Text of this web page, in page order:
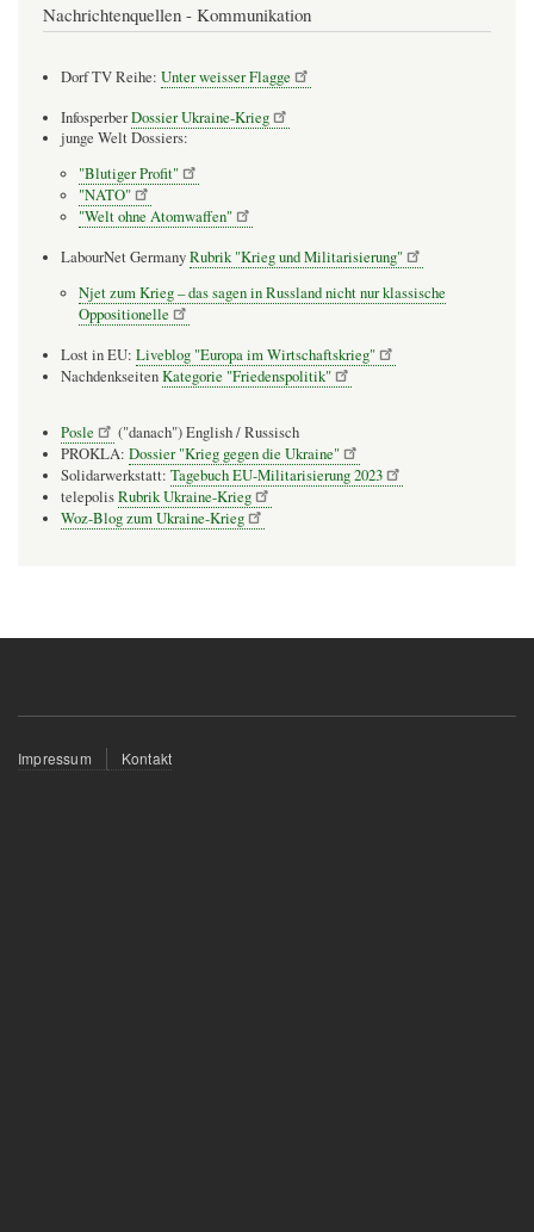
Nachrichtenquellen - Kommunikation
Dorf TV Reihe: Unter weisser Flagge
InfosperberDossier Ukraine-Krieg
junge Welt Dossiers:
"Blutiger Profit"
"NATO"
"Welt ohne Atomwaffen"
LabourNet GermanyRubrik "Krieg und Militarisierung"
Njet zum Krieg – das sagen in Russland nicht nur klassische
Oppositionelle
Lost in EU: Liveblog "Europa im Wirtschaftskrieg"
NachdenkseitenKategorie "Friedenspolitik"
Posle
("danach") English / Russisch
PROKLA: Dossier "Krieg gegen die Ukraine"
Solidarwerkstatt: Tagebuch EU-Militarisierung 2023
telepolisRubrik Ukraine-Krieg
Woz-Blog zum Ukraine-Krieg
Fußzeilenmenü
Impressum Kontakt